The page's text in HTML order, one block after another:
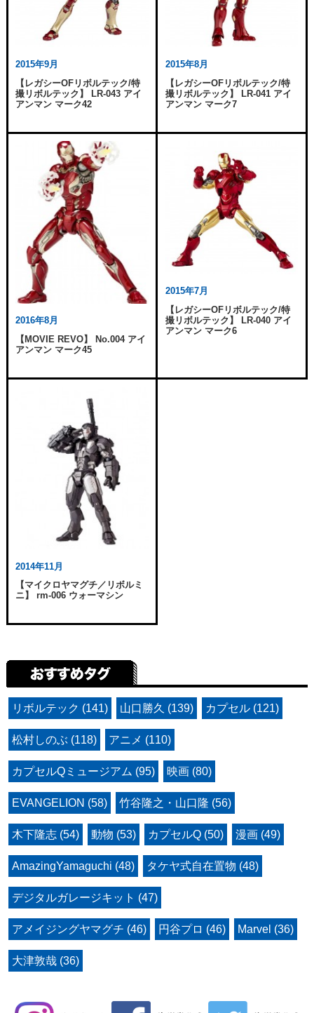
2015年9月
【レガシーOFリボルテック/特
撮リボルテック】 LR-043 アイ
アンマン マーク42
2015年8月
【レガシーOFリボルテック/特
撮リボルテック】 LR-041 アイ
アンマン マーク7
2016年8月
【MOVIE REVO】 No.004 アイ
アンマン マーク45
2015年7月
【レガシーOFリボルテック/特
撮リボルテック】 LR-040 アイ
アンマン マーク6
2014年11月
【マイクロヤマグチ／リボルミ
ニ】 rm-006 ウォーマシン
リボルテック (141) 山口勝久 (139) カプセル (121)
松村しのぶ (118) アニメ (110)
カプセルQミュージアム (95) 映画 (80)
EVANGELION (58) 竹谷隆之・山口隆 (56)
木下隆志 (54) 動物 (53) カプセルQ (50) 漫画 (49)
AmazingYamaguchi (48) タケヤ式自在置物 (48)
デジタルガレージキット (47)
アメイジングヤマグチ (46) 円谷プロ (46) Marvel (36)
大津敦哉 (36)